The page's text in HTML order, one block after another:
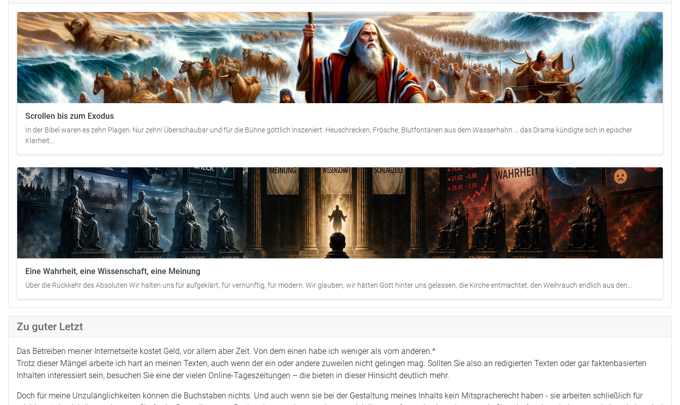
Scrollen bis zum Exodus
In der Bibel waren es zehn Plagen. Nur zehn! Überschaubar und für die Bühne göttlich inszeniert. Heuschrecken, Frösche, Blutfontänen aus dem Wasserhahn … das Drama kündigte sich in epischer
Klarheit...
Eine Wahrheit, eine Wissenschaft, eine Meinung
Über die Rückkehr des Absoluten Wir halten uns für aufgeklärt, für vernünftig, für modern. Wir glauben, wir hätten Gott hinter uns gelassen, die Kirche entmachtet, den Weihrauch endlich aus den...
Zu guter Letzt
Das Betreiben meiner Internetseite kostet Geld, vor allem aber Zeit. Von dem einen habe ich weniger als vom anderen.*
Trotz dieser Mängel arbeite ich hart an meinen Texten, auch wenn der ein oder andere zuweilen nicht gelingen mag. Sollten Sie also an redigierten Texten oder gar faktenbasierten
Inhalten interessiert sein, besuchen Sie eine der vielen Online-Tageszeitungen – die bieten in dieser Hinsicht deutlich mehr.
Doch für meine Unzulänglichkeiten können die Buchstaben nichts. Und auch wenn sie bei der Gestaltung meines Inhalts kein Mitspracherecht haben - sie arbeiten schließlich für